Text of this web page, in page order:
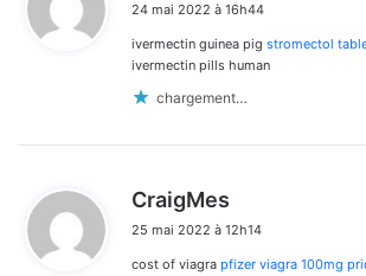
t
:
24 mai 2022 à 16h44
ivermectin guinea pig stromectol
ivermectin pills human
chargement…
CraigMes
t
25 mai 2022 à 12h14
cost of viagra pfizer viagra 100mg